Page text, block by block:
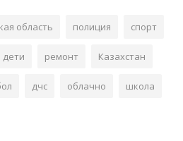
область полиция спорт
дети ремонт Казахстан
дчс облачно школа